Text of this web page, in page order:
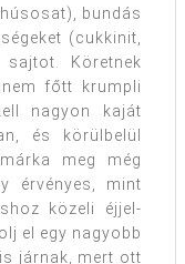
bundás
(cukkinit,
sajtot. Köretnek
főtt krumpli
nagyon kaját
és körülbelül
meg még
érvényes, mint
közeli éjjel-
el egy nagyobb
járnak, mert ott